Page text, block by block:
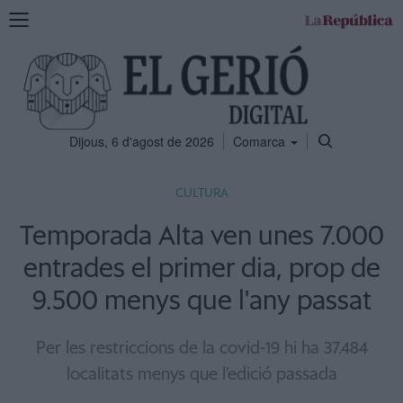
Mostra
navegació
Dijous, 6 d'agost de 2026 Comarca
CULTURA
Temporada Alta ven unes 7.000
entrades el primer dia, prop de
9.500 menys que l'any passat
Per les restriccions de la covid-19 hi ha 37.484
localitats menys que l'edició passada